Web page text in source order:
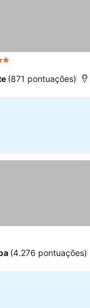
(871 pontuações)
(4.276 pontuações)